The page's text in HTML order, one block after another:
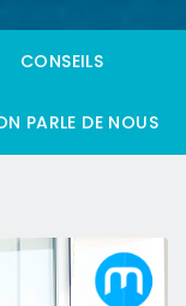
CONSEILS
PARLE DE NOUS